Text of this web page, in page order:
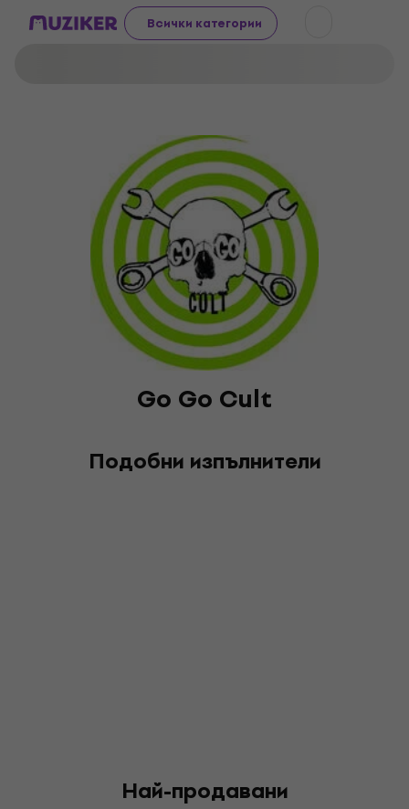
Всички категории
Go Go Cult
Подобни изпълнители
Най-продавани